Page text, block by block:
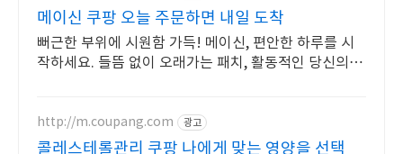
메이신 쿠팡 오늘 주문하면 내일 도착
뻐근한 부위에 시원함 가득! 메이신, 편안한 하루를 시
작하세요. 들뜸 없이 오래가는 패치, 활동적인 당신의 하
http://m.coupang.com 광고
콜레스테롤관리 쿠팡 나에게 맞는 영양을 선택